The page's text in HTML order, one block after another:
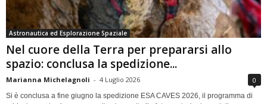
Astronautica ed Esplorazione Spaziale
Nel cuore della Terra per prepararsi allo
spazio: conclusa la spedizione...
Marianna Michelagnoli - 4 Luglio 2026 0
Si è conclusa a fine giugno la spedizione ESA CAVES 2026, il programma di